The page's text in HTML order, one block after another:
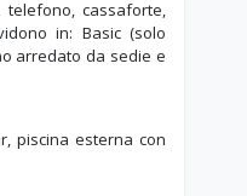
cassaforte,
in: Basic (solo
arredato da sedie e
piscina esterna con